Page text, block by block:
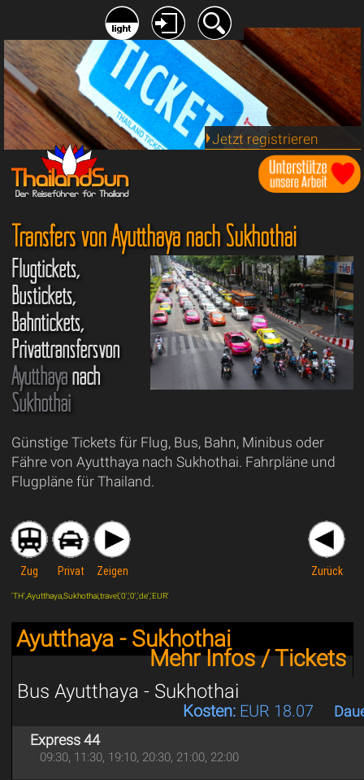
Jetzt registrieren
Transfers von Ayutthaya nach Sukhothai
Flugtickets,
Bustickets,
Bahntickets,
Privattransfersvon
Ayutthayanach
Sukhothai
Günstige Tickets für Flug, Bus, Bahn, Minibus oder
Fähre von Ayutthaya nach Sukhothai. Fahrpläne und
Flugpläne für Thailand.
Zug Privat Zeigen Zurück
'TH',Ayutthaya,Sukhothai,travel,'0','0','de','EUR'
Ayutthaya - Sukhothai
Mehr Infos / Tickets
Bus Ayutthaya - Sukhothai
Kosten:EUR 18.07
Express 44
09:30, 11:30, 19:10, 20:30, 21:00, 22:00